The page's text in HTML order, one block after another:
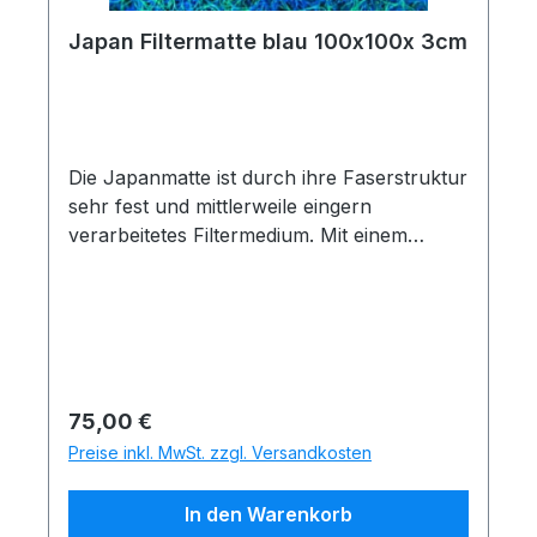
Japan Filtermatte blau 100x100x 3cm
Die Japanmatte ist durch ihre Faserstruktur
sehr fest und mittlerweile eingern
verarbeitetes Filtermedium. Mit einem
Ansiedlungsfläche für die Bakterien.
Regulärer Preis:
75,00 €
Preise inkl. MwSt. zzgl. Versandkosten
In den Warenkorb